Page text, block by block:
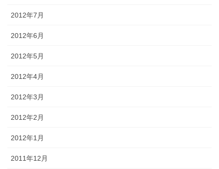
2012年7月
2012年6月
2012年5月
2012年4月
2012年3月
2012年2月
2012年1月
2011年12月